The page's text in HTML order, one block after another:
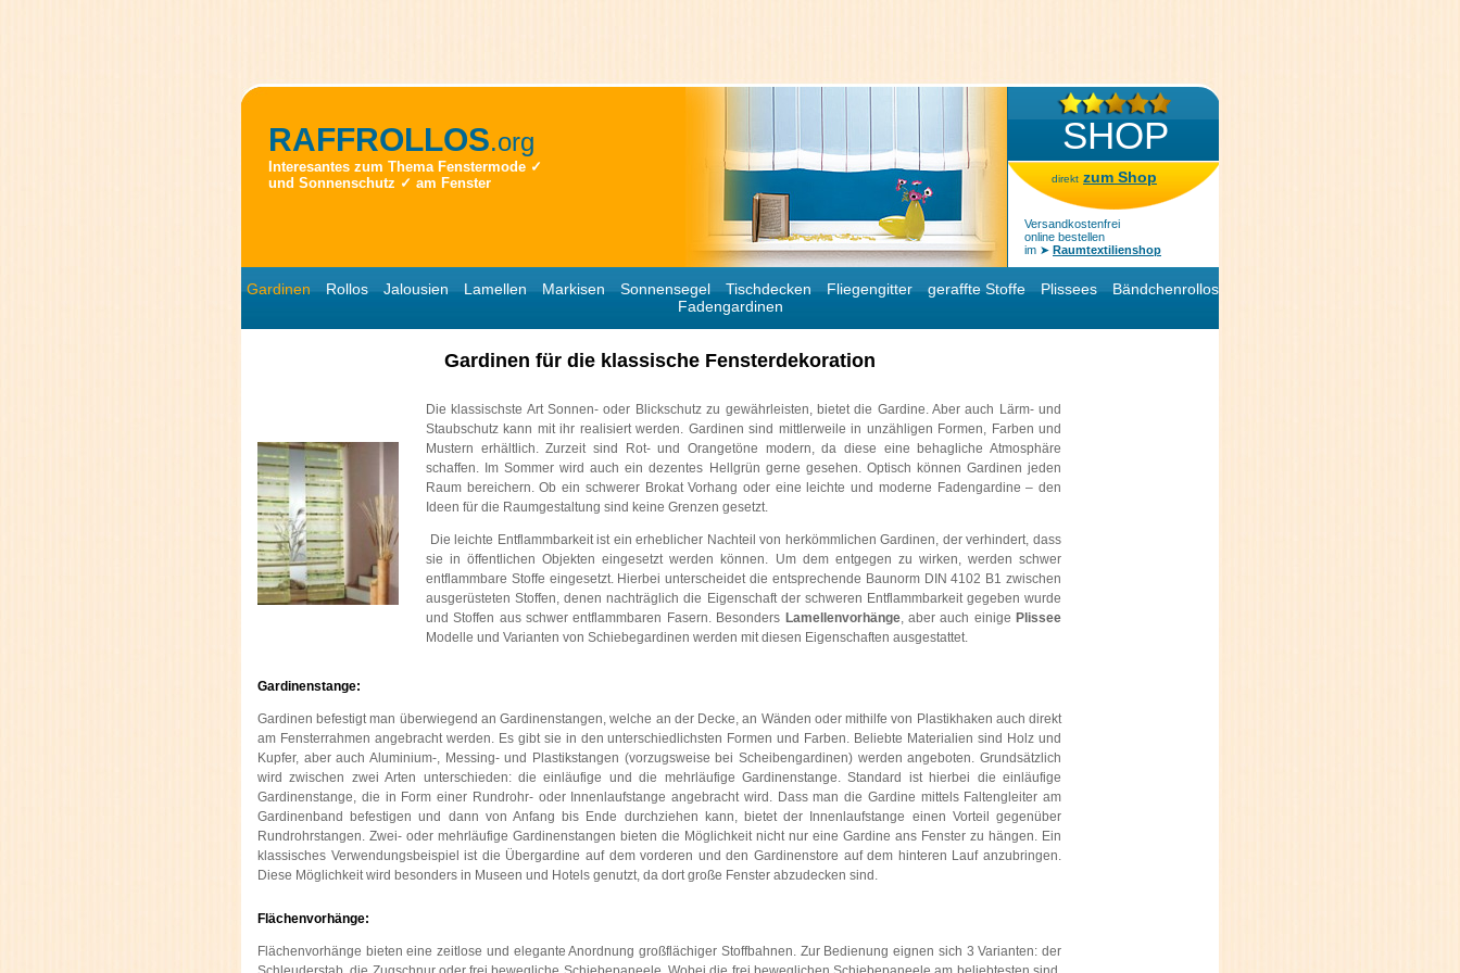
SHOP
direkt zum Shop
Versandkostenfrei
online bestellen
im ➤ Raumtextilienshop
RAFFROLLOS.org
Interesantes zum Thema Fenstermode ✓
und Sonnenschutz ✓ am Fenster
Gardinen Rollos Jalousien Lamellen Markisen Sonnensegel Tischdecken Fliegengitter geraffte Stoffe Plissees
Bändchenrollos
Fadengardinen
Gardinen für die klassische Fensterdekoration
Die klassischste Art Sonnen- oder Blickschutz zu gewährleisten, bietet die Gardine. Aber auch Lärm- und
Staubschutz kann mit ihr realisiert werden. Gardinen sind mittlerweile in unzähligen Formen, Farben und
Mustern erhältlich. Zurzeit sind Rot- und Orangetöne modern, da diese eine behagliche Atmosphäre
schaffen. Im Sommer wird auch ein dezentes Hellgrün gerne gesehen. Optisch können Gardinen jeden
Raum bereichern. Ob ein schwerer Brokat Vorhang oder eine leichte und moderne Fadengardine – den
Ideen für die Raumgestaltung sind keine Grenzen gesetzt.
Die leichte Entflammbarkeit ist ein erheblicher Nachteil von herkömmlichen Gardinen, der verhindert, dass
sie in öffentlichen Objekten eingesetzt werden können. Um dem entgegen zu wirken, werden schwer
entflammbare Stoffe eingesetzt. Hierbei unterscheidet die entsprechende Baunorm DIN 4102 B1 zwischen
ausgerüsteten Stoffen, denen nachträglich die Eigenschaft der schweren Entflammbarkeit gegeben wurde
und Stoffen aus schwer entflammbaren Fasern. Besonders Lamellenvorhänge, aber auch einige Plissee
Modelle und Varianten von Schiebegardinen werden mit diesen Eigenschaften ausgestattet.
Gardinenstange:
Gardinen befestigt man überwiegend an Gardinenstangen, welche an der Decke, an Wänden oder mithilfe von Plastikhaken auch direkt
am Fensterrahmen angebracht werden. Es gibt sie in den unterschiedlichsten Formen und Farben. Beliebte Materialien sind Holz und
Kupfer, aber auch Aluminium-, Messing- und Plastikstangen (vorzugsweise bei Scheibengardinen) werden angeboten. Grundsätzlich
wird zwischen zwei Arten unterschieden: die einläufige und die mehrläufige Gardinenstange. Standard ist hierbei die einläufige
Gardinenstange, die in Form einer Rundrohr- oder Innenlaufstange angebracht wird. Dass man die Gardine mittels Faltengleiter am
Gardinenband befestigen und dann von Anfang bis Ende durchziehen kann, bietet der Innenlaufstange einen Vorteil gegenüber
Rundrohrstangen. Zwei- oder mehrläufige Gardinenstangen bieten die Möglichkeit nicht nur eine Gardine ans Fenster zu hängen. Ein
klassisches Verwendungsbeispiel ist die Übergardine auf dem vorderen und den Gardinenstore auf dem hinteren Lauf anzubringen.
Diese Möglichkeit wird besonders in Museen und Hotels genutzt, da dort große Fenster abzudecken sind.
Flächenvorhänge:
Flächenvorhänge bieten eine zeitlose und elegante Anordnung großflächiger Stoffbahnen. Zur Bedienung eignen sich 3 Varianten: der